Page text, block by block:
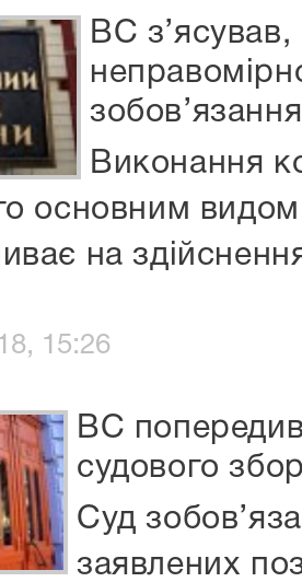
ВС з’ясував,
Виконання
основним
на
15:26
ВС
судового
Суд
заявлених